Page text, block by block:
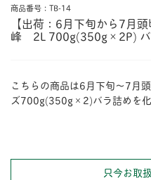
商品番号：TB-14
【出荷：6月下旬から7月
峰 2L 700g(350g×2P)
こちらの商品は6月下旬〜7月
ズ700g(350g×2)バラ詰めを化
只今お取